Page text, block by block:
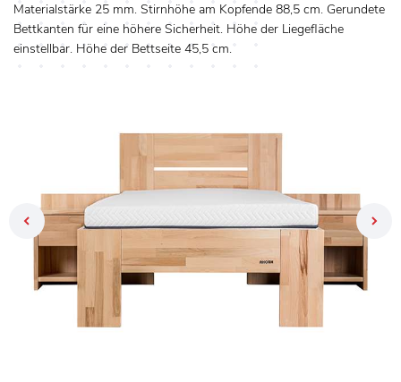
Materialstärke 25 mm. Stirnhöhe am Kopfende 88,5 cm. Gerundete
Bettkanten für eine höhere Sicherheit. Höhe der Liegefläche
einstellbar. Höhe der Bettseite 45,5 cm.
Previous